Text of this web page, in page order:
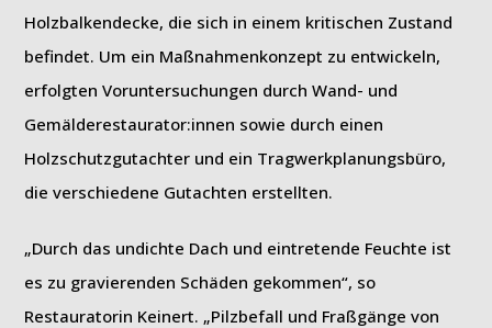
Holzbalkendecke, die sich in einem kritischen Zustand
befindet. Um ein Maßnahmenkonzept zu entwickeln,
erfolgten Voruntersuchungen durch Wand- und
Gemälderestaurator:innen sowie durch einen
Holzschutzgutachter und ein Tragwerkplanungsbüro,
die verschiedene Gutachten erstellten.
„Durch das undichte Dach und eintretende Feuchte ist
es zu gravierenden Schäden gekommen“, so
Restauratorin Keinert. „Pilzbefall und Fraßgänge von